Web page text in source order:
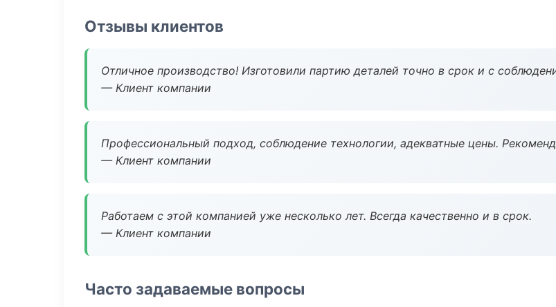
Отзывы клиентов
Отличное производство! Изготовили партию деталей точно в срок и с
— Клиент компании
Профессиональный подход, соблюдение технологии, адекватные цены.
— Клиент компании
Работаем с этой компанией уже несколько лет. Всегда качественно и в срок.
— Клиент компании
Часто задаваемые вопросы